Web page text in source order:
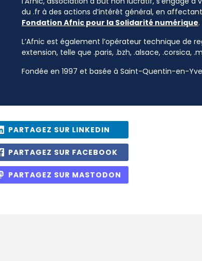
du .fr à des actions d’intérêt général, en
Fondation Afnic pour la Solidarité numérique.
L’Afnic est également l’opérateur technique de
extension, telle que .paris, .bzh, .alsace, .corsica,
Fondée en 1997 et basée à Saint-Quentin-en-
PARTAGEZ SUR LINKEDIN
PARTAGEZ SUR FACEBOOK
PARTAGEZ SUR MASTODON